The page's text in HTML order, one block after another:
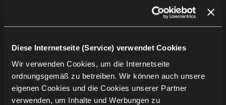
Diese Internetseite (Service) verwendet Cookies
Wir verwenden Cookies, um die Internetseite
ordnungsgemäß zu betreiben. Wir können auch unsere
eigenen Cookies und die Cookies unserer Partner
verwenden, um Inhalte und Werbungen zu
Pods & Akustiklösungen
Unternehmensinformation